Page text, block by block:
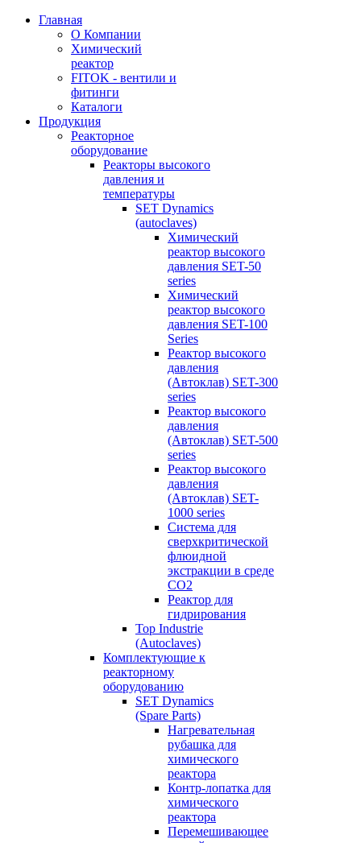
Главная
О Компании
Химический
реактор
FITOK - вентили и
фитинги
Каталоги
Продукция
Реакторное
оборудование
Реакторы высокого
давления и
температуры
SET Dynamics
(autoclaves)
Химический
реактор высокого
давления SET-50
series
Химический
реактор высокого
давления SET-100
Series
Реактор высокого
давления
(Автоклав) SET-300
series
Реактор высокого
давления
(Автоклав) SET-500
series
Реактор высокого
давления
(Автоклав) SET-
1000 series
Система для
сверхкритической
флюидной
экстракции в среде
СО2
Реактор для
гидрирования
Top Industrie
(Autoclaves)
Комплектующие к
реакторному
оборудованию
SET Dynamics
(Spare Parts)
Нагревательная
рубашка для
химического
реактора
Контр-лопатка для
химического
реактора
Перемешивающее